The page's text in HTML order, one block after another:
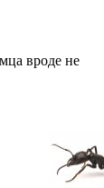
вроде не